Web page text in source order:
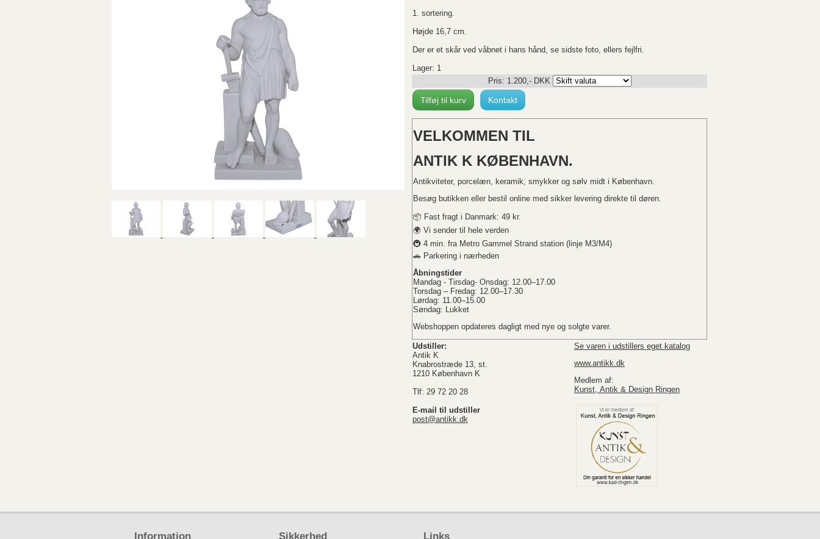
1. sortering.
Højde 16,7 cm.
Der er et skår ved våbnet i hans hånd, se sidste foto, ellers fejlfri.
Lager: 1
Pris: 1.200,- DKK
Tilføj til kurv Kontakt
VELKOMMEN TIL
ANTIK K KØBENHAVN.
Antikviteter, porcelæn, keramik, smykker og sølv midt i København.
Besøg butikken eller bestil online med sikker levering direkte til døren.
📦 Fast fragt i Danmark: 49 kr.
🌍 Vi sender til hele verden
🚇 4 min. fra Metro Gammel Strand station (linje M3/M4)
🚗 Parkering i nærheden
Åbningstider
Mandag - Tirsdag- Onsdag: 12.00–17.00
Torsdag – Fredag: 12.00–17.30
Lørdag: 11.00–15.00
Søndag: Lukket
Webshoppen opdateres dagligt med nye og solgte varer.
Udstiller:
Antik K
Knabrostræde 13, st.
1210 København K
Tlf: 29 72 20 28
E-mail til udstiller
post@antikk.dk
Se varen i udstillers eget katalog
www.antikk.dk
Medlem af:
Kunst, Antik & Design Ringen
Information Sikkerhed Links